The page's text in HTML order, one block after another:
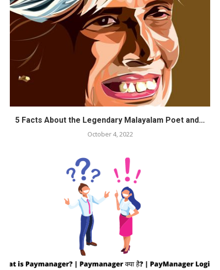
5 Facts About the Legendary Malayalam Poet and...
October 4, 2022